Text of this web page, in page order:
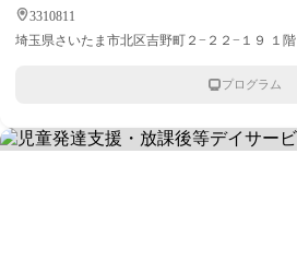
3310811
埼玉県さいたま市北区吉野町２−２２−１９ １階
プログラム